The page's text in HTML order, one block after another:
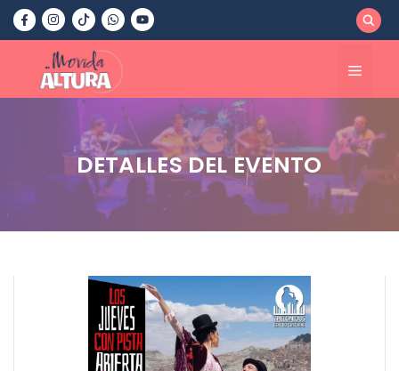
Saltar
contenido
Menú
DETALLES DEL EVENTO